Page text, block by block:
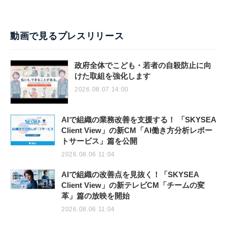
動画で見るプレスリリース
政府全体でこども・若者の自殺防止に向
けた取組を強化します
2026.08.07 14:00
AIで組織の業務改善を支援する！ 「SKYSEA
Client View」の新CM「AI働き方分析レポー
トサービス」篇を公開
2026.08.06 11:04
AIで組織の改善点を見抜く！「SKYSEA
Client View」の新テレビCM「チームの変
革」篇の放映を開始
2026.08.06 11:04